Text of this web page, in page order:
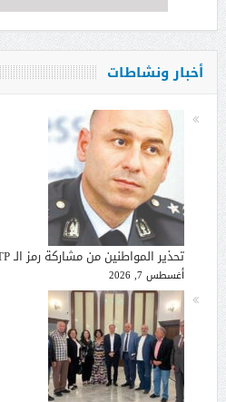
أخبار ونشاطات
تحذير المواطنين من مشاركة رمز الـ OTP
أغسطس 7, 2026